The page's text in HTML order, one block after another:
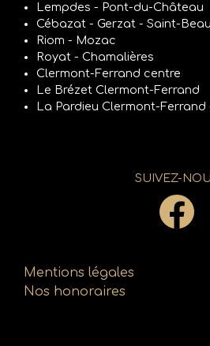
Lempdes - Pont-du-Château
Cébazat - Gerzat - Saint-
Riom - Mozac
Royat - Chamalières
Clermont-Ferrand centre
Le Brézet Clermont-Ferrand
La Pardieu Clermont-Ferrand
SUIVEZ-
Mentions légales
Nos honoraires